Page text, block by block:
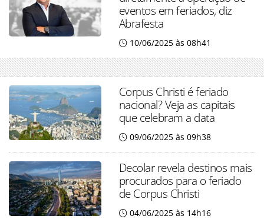
eventos em feriados, diz
Abrafesta
10/06/2025 às 08h41
Corpus Christi é feriado
nacional? Veja as capitais
que celebram a data
09/06/2025 às 09h38
Decolar revela destinos mais
procurados para o feriado
de Corpus Christi
04/06/2025 às 14h16